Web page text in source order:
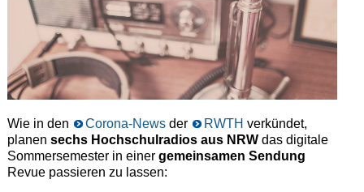
Wie in den Corona-Newsder RWTH verkündet,
planen sechs Hochschulradios aus NRWdas digitale
Sommersemester in einer gemeinsamen Sendung
Revue passieren zu lassen: